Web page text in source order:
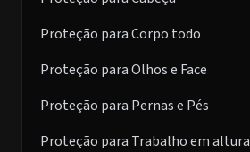
Proteção para Corpo todo
Proteção para Olhos e Face
Proteção para Pernas e Pés
Proteção para Trabalho em altura